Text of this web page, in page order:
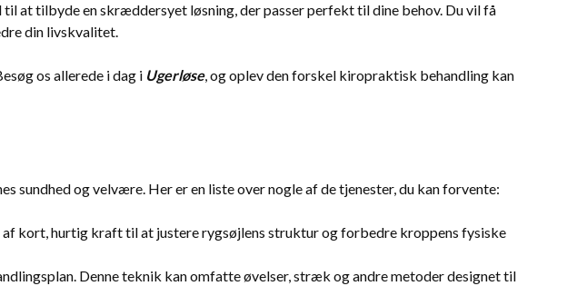
at tilbyde en skræddersyet løsning, der passer perfekt til dine behov. Du vil få
din livskvalitet.
os allerede i dag i Ugerløse, og oplev den forskel kiropraktisk behandling kan
og velvære. Her er en liste over nogle af de tjenester, du kan forvente:
kort, hurtig kraft til at justere rygsøjlens struktur og forbedre kroppens fysiske
Denne teknik kan omfatte øvelser, stræk og andre metoder designet til